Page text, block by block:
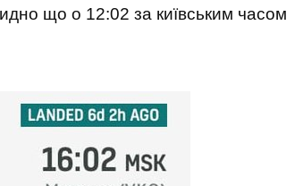
що о 12:02 за київським часом